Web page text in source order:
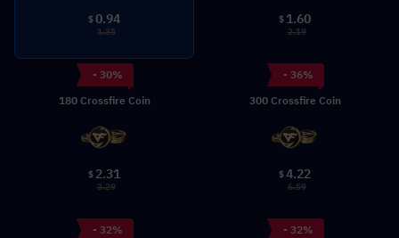
$0.94
1.35
$ 1.60
2.19
- 30%
180 Crossfire Coin
$ 2.31
3.29
- 36%
300 Crossfire Coin
$4.22
6.59
- 32%
- 32%